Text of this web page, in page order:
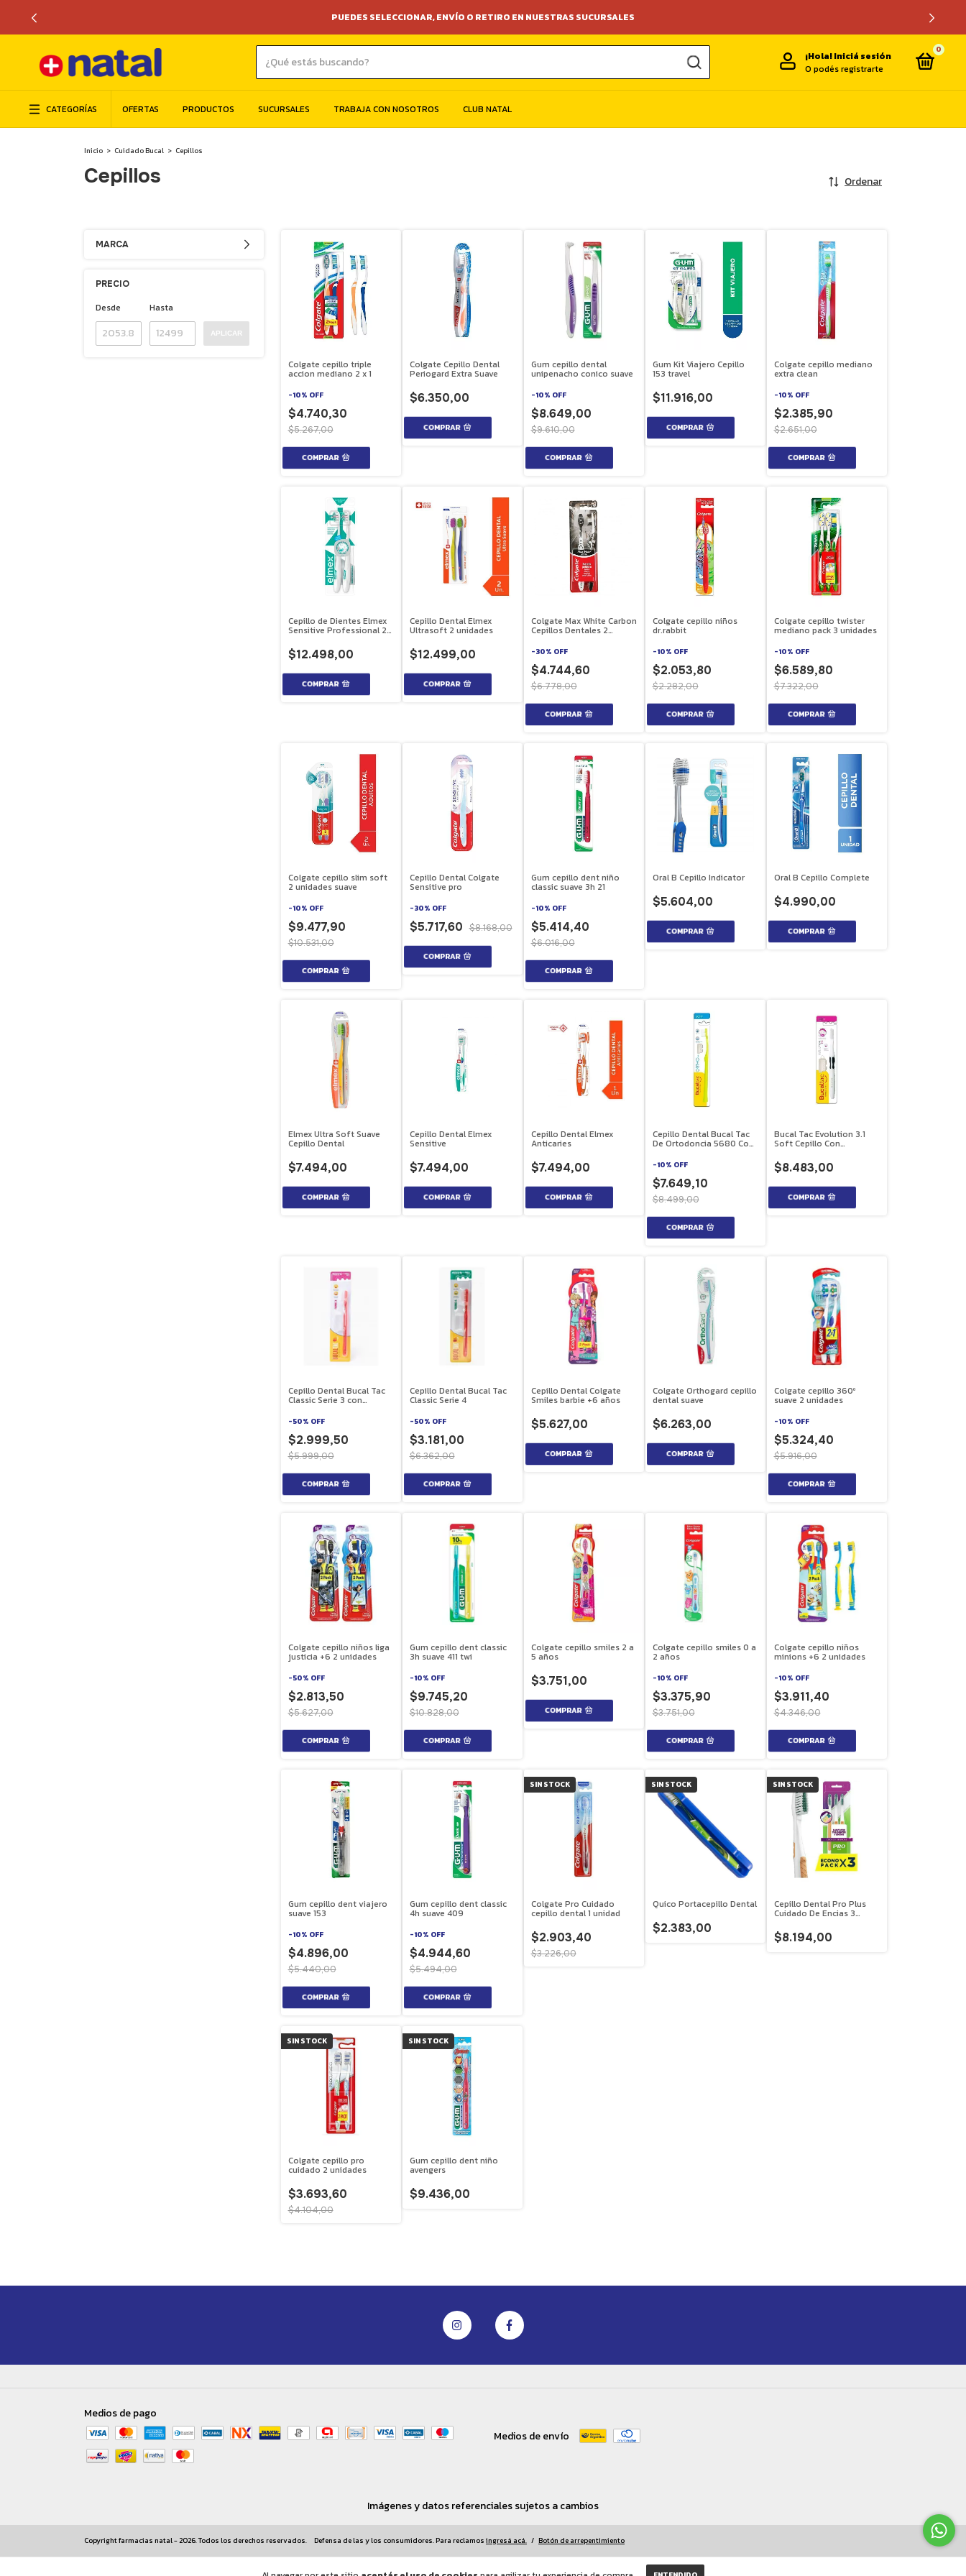
PUEDES SELECCIONAR, ENVÍO O RETIRO EN NUESTRAS SUCURSALES
¡Hola!Iniciá sesión
O podés registrarte
0
CATEGORÍAS OFERTAS PRODUCTOS SUCURSALES TRABAJA CON NOSOTROS CLUB NATAL
Inicio > Cuidado Bucal > Cepillos
Cepillos Ordenar
MARCA
PRECIO
Desde Hasta
APLICAR
Colgate cepillo triple
accion mediano 2 x 1
-10% OFF
$4.740,30
$5.267,00
Colgate Cepillo Dental
Periogard Extra Suave
$6.350,00
Gum cepillo dental
unipenacho conico suave
-10% OFF
$8.649,00
$9.610,00
Gum Kit Viajero Cepillo
153 travel
$11.916,00
Colgate cepillo mediano
extra clean
-10% OFF
$2.385,90
$2.651,00
Cepillo de Dientes Elmex
Sensitive Professional 2
$12.498,00
Cepillo Dental Elmex
Ultrasoft 2 unidades
$12.499,00
Colgate Max White Carbon
Cepillos Dentales 2
-30% OFF
$4.744,60
$6.778,00
Colgate cepillo niños
dr.rabbit
-10% OFF
$2.053,80
$2.282,00
Colgate cepillo twister
mediano pack 3 unidades
-10% OFF
$6.589,80
$7.322,00
Colgate cepillo slim soft
2 unidades suave
-10% OFF
$9.477,90
$10.531,00
Cepillo Dental Colgate
Sensitive pro
-30% OFF
$5.717,60 $8.168,00
Gum cepillo dent niño
classic suave 3h 21
-10% OFF
$5.414,40
$6.016,00
Oral B Cepillo Indicator
$5.604,00
Oral B Cepillo Complete
$4.990,00
Elmex Ultra Soft Suave
Cepillo Dental
$7.494,00
Cepillo Dental Elmex
Sensitive
$7.494,00
Cepillo Dental Elmex
Anticaries
$7.494,00
Cepillo Dental Bucal Tac
De Ortodoncia 5680 Con
-10% OFF
$7.649,10
$8.499,00
Bucal Tac Evolution 3.1
Soft Cepillo Con
$8.483,00
Cepillo Dental Bucal Tac
Classic Serie 3 con
-50% OFF
$2.999,50
$5.999,00
Cepillo Dental Bucal Tac
Classic Serie 4
-50% OFF
$3.181,00
$6.362,00
Cepillo Dental Colgate
Smiles barbie +6 años
$5.627,00
Colgate Orthogard cepillo
dental suave
$6.263,00
Colgate cepillo 360º
suave 2 unidades
-10% OFF
$5.324,40
$5.916,00
Colgate cepillo niños liga
justicia +6 2 unidades
-50% OFF
$2.813,50
$5.627,00
Gum cepillo dent classic
3h suave 411 twi
-10% OFF
$9.745,20
$10.828,00
Colgate cepillo smiles 2 a
5 años
$3.751,00
Colgate cepillo smiles 0 a
2 años
-10% OFF
$3.375,90
$3.751,00
Colgate cepillo niños
minions +6 2 unidades
-10% OFF
$3.911,40
$4.346,00
Gum cepillo dent viajero
suave 153
-10% OFF
$4.896,00
$5.440,00
Gum cepillo dent classic
4h suave 409
-10% OFF
$4.944,60
$5.494,00
SIN STOCK
Colgate Pro Cuidado
cepillo dental 1 unidad
$2.903,40
$3.226,00
SIN STOCK
Quico Portacepillo Dental
$2.383,00
SIN STOCK
Cepillo Dental Pro Plus
Cuidado De Encias 3
$8.194,00
SIN STOCK
Colgate cepillo pro
cuidado 2 unidades
$3.693,60
$4.104,00
SIN STOCK
Gum cepillo dent niño
avengers
$9.436,00
Medios de pago
Medios de envío
Imágenes y datos referenciales sujetos a cambios
Copyright farmacias natal - 2026. Todos los derechos reservados. Defensa de las y los consumidores. Para reclamos ingresá acá. / Botón de arrepentimiento